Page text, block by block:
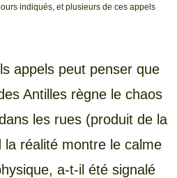
indiqués, et plusieurs de ces appels
appels peut penser que
Antilles règne le chaos
les rues (produit de la
la réalité montre le calme
a-t-il été signalé